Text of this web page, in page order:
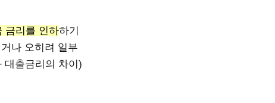
금리를 인하하기
나 오히려 일부
대출금리의 차이)